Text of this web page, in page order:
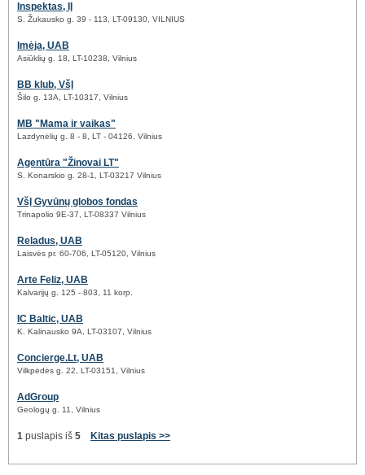
Inspektas, IĮ
S. Žukausko g. 39 - 113, LT-09130, VILNIUS
Imėja, UAB
Asiūklių g. 18, LT-10238, Vilnius
BB klub, VšĮ
Šilo g. 13A, LT-10317, Vilnius
MB "Mama ir vaikas"
Lazdynėlių g. 8 - 8, LT - 04126, Vilnius
Agentūra "Žinovai LT"
S. Konarskio g. 28-1, LT-03217 Vilnius
VšĮ Gyvūnų globos fondas
Trinapolio 9E-37, LT-08337 Vilnius
Reladus, UAB
Laisvės pr. 60-706, LT-05120, Vilnius
Arte Feliz, UAB
Kalvarijų g. 125 - 803, 11 korp.
IC Baltic, UAB
K. Kalinausko 9A, LT-03107, Vilnius
Concierge.Lt, UAB
Vilkpėdės g. 22, LT-03151, Vilnius
AdGroup
Geologų g. 11, Vilnius
1 puslapis iš 5 Kitas puslapis >>